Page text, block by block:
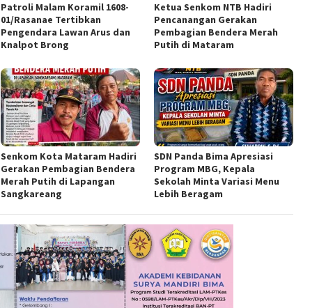
Patroli Malam Koramil 1608-
01/Rasanae Tertibkan
Pengendara Lawan Arus dan
Knalpot Brong
Ketua Senkom NTB Hadiri
Pencanangan Gerakan
Pembagian Bendera Merah
Putih di Mataram
Senkom Kota Mataram Hadiri
Gerakan Pembagian Bendera
Merah Putih di Lapangan
Sangkareang
SDN Panda Bima Apresiasi
Program MBG, Kepala
Sekolah Minta Variasi Menu
Lebih Beragam